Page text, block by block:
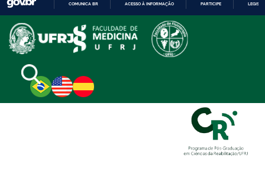
PARA
O
CONTEÚDO
COMUNICA BR ACESSO À INFORMAÇÃO PARTICIPE